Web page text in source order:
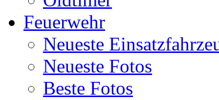
Feuerwehr
Neueste
Neueste Fotos
Beste Fotos